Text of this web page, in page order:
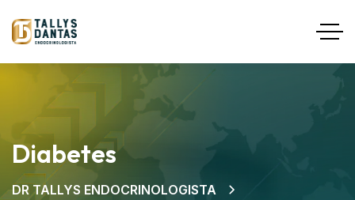
Diabetes
DR TALLYS ENDOCRINOLOGISTA